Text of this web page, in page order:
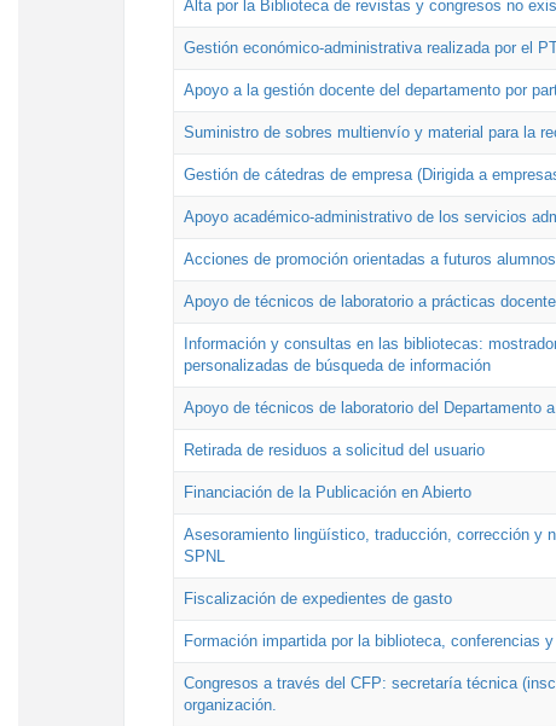
Alta por la Biblioteca de revistas y congresos no
Gestión económico-administrativa realizada por el
Apoyo a la gestión docente del departamento por
Suministro de sobres multienvío y material para la
Gestión de cátedras de empresa (Dirigida a
Apoyo académico-administrativo de los servicios
Acciones de promoción orientadas a futuros
Apoyo de técnicos de laboratorio a prácticas
Información y consultas en las bibliotecas:
personalizadas de búsqueda de información
Apoyo de técnicos de laboratorio del Departamento
Retirada de residuos a solicitud del usuario
Financiación de la Publicación en Abierto
Asesoramiento lingüístico, traducción, corrección y
SPNL
Fiscalización de expedientes de gasto
Formación impartida por la biblioteca, conferencias
Congresos a través del CFP: secretaría técnica
organización.